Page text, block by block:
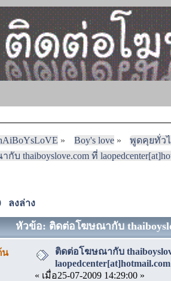
» Boy's love»
พูดคุยทั่ว
บ thaiboyslove.com ที่
ลงล่าง
หัวข้อ: ติดต่อโฆษณากับ
น
ติดต่อโฆษณากับ
« เมื่อ25-07-2009 14:29:00 »